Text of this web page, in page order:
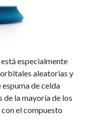
especialmente
aleatorias y
de celda
de la mayoría de los
el compuesto